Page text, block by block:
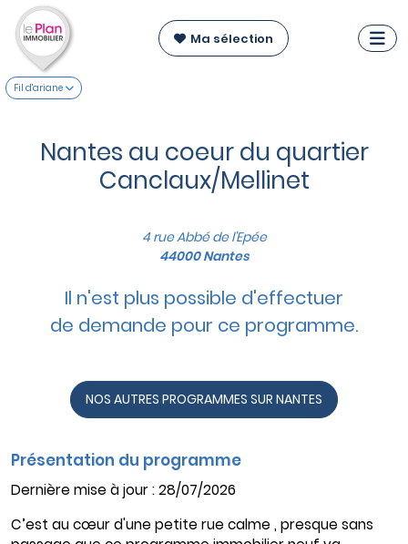
Ma sélection
Fil d'ariane
Nantes au coeur du quartier
Canclaux/Mellinet
4 rue Abbé de l'Epée
44000 Nantes
Il n'est plus possible d'effectuer
de demande pour ce programme.
NOS AUTRES PROGRAMMES SUR NANTES
Présentation du programme
Dernière mise à jour : 28/07/2026
C’est au cœur d'une petite rue calme , presque sans